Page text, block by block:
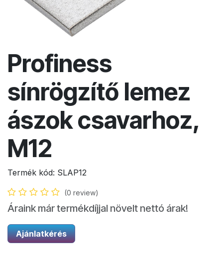
Profiness
sínrögzítő lemez
ászok csavarhoz,
M12
Termék kód: SLAP12
(0 review)
Áraink már termékdíjjal növelt nettó árak!
Ajánlatkérés